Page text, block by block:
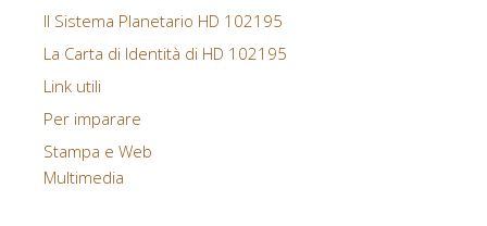
Il Sistema Planetario HD 102195
La Carta di Identità di HD 102195
Link utili
Per imparare
Stampa e Web
Multimedia